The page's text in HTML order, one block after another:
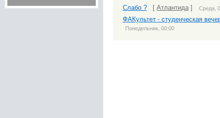
Слабо ? Атлантида] Среда,
ФАКультет - студенческая
Понедельник, 00:00